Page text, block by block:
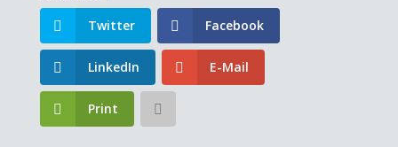
Twitter Facebook
LinkedIn E-Mail
Print